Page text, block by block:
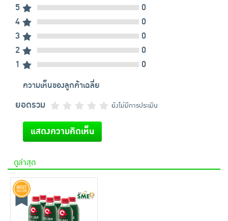
5
0
4
0
3
0
2
0
1
0
ความเห็นของลูกค้าเฉลี่ย
ยอดรวม ยังไม่มีการประเมิน
แสดงความคิดเห็น
ดูล่าสุด